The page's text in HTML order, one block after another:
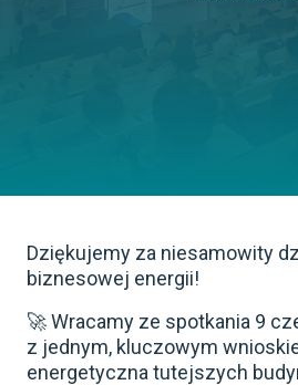
Dziękujemy za niesamowity
biznesowej energii!
🚀 Wracamy ze spotkania 9
z jednym, kluczowym
energetyczna tutejszych